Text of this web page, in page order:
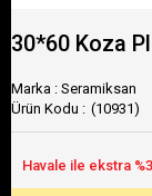
30*60 Koza
Marka : Seramiksan
(10931)